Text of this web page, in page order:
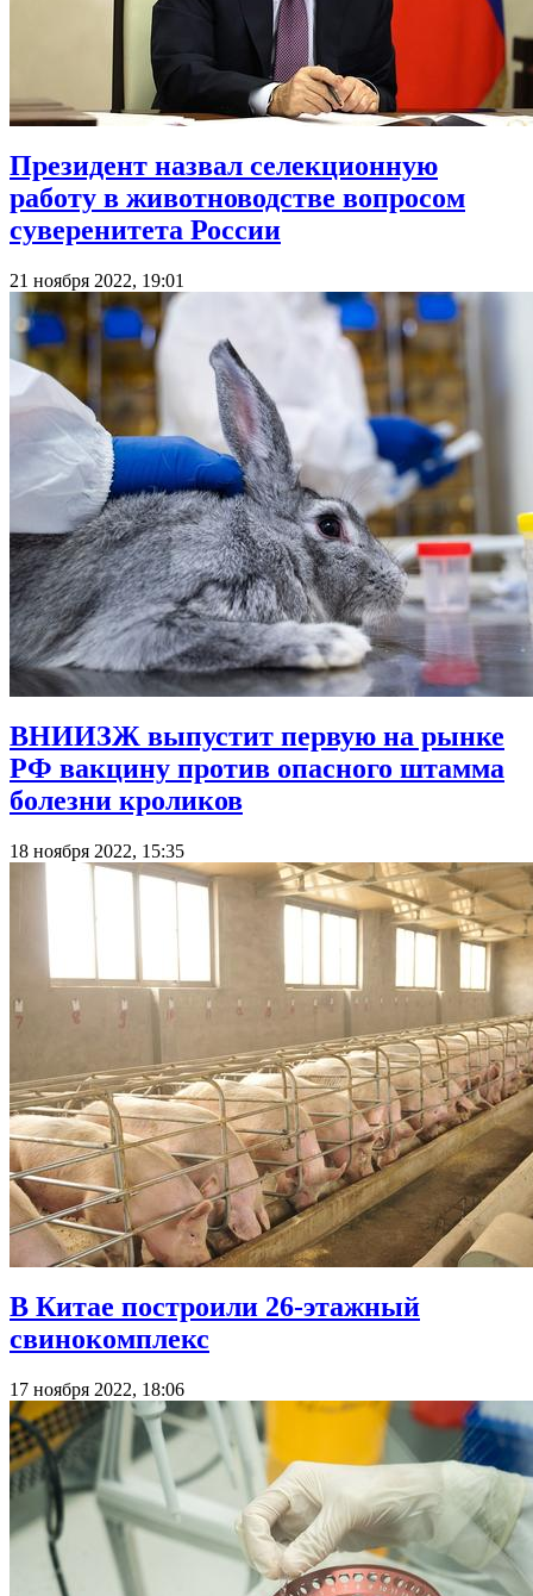
Президент назвал селекционную
работу в животноводстве вопросом
суверенитета России
21 ноября 2022, 19:01
ВНИИЗЖ выпустит первую на рынке
РФ вакцину против опасного штамма
болезни кроликов
18 ноября 2022, 15:35
В Китае построили 26-этажный
свинокомплекс
17 ноября 2022, 18:06